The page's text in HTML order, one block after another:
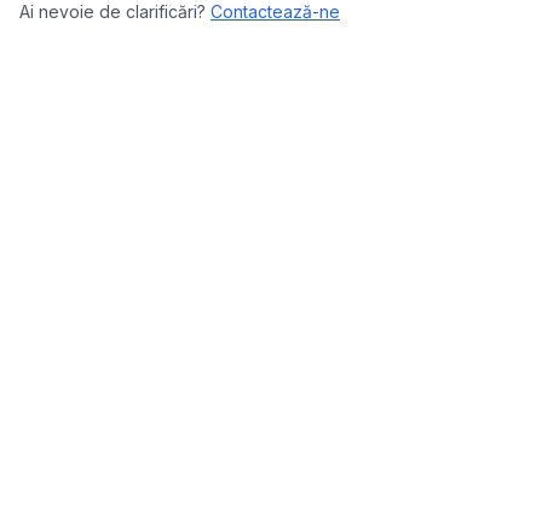
Ai nevoie de clarificări? Contactează-ne